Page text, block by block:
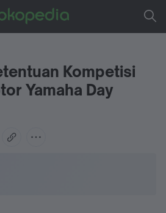
Kompetisi
Yamaha Day